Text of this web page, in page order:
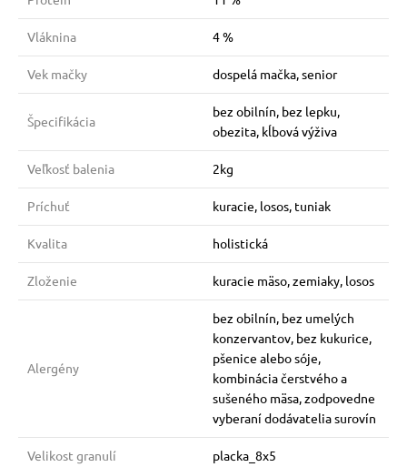
Vláknina 4 %
Vek mačky dospelá mačka, senior
Špecifikácia
bez obilnín, bez lepku,
obezita, kĺbová výživa
Veľkosť balenia 2kg
Príchuť kuracie, losos, tuniak
Kvalita holistická
Zloženie kuracie mäso, zemiaky, losos
Alergény
bez obilnín, bez umelých
konzervantov, bez kukurice,
pšenice alebo sóje,
kombinácia čerstvého a
sušeného mäsa, zodpovedne
vyberaní dodávatelia surovín
Velikost granulí placka_8x5